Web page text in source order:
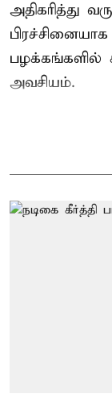
அதிகரித்து
பழக்கங்களில்
அவசியம்.